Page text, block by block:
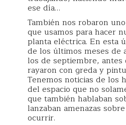
ese día…
También nos robaron
que usamos para hacer
planta eléctrica. En esta
de los últimos meses de
los de septiembre,
rayaron con greda y
Tenemos noticias de los
del espacio que no
que también hablaban
lanzaban amenazas
ocurrir.